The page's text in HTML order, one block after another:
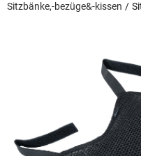
Sitzbänke,-bezüge&-kissen